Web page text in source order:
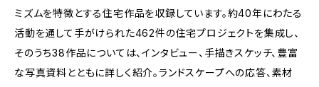
ミズムを特徴とする住宅作品を収録しています。約40年にわたる
活動を通して手がけられた462件の住宅プロジェクトを集成し、
そのうち38作品については、インタビュー、手描きスケッチ、豊富
な写真資料とともに詳しく紹介。ランドスケープへの応答、素材